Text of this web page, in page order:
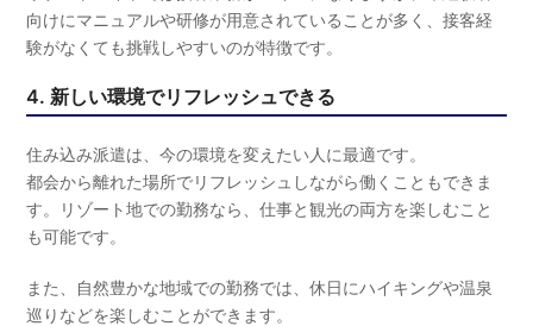
向けにマニュアルや研修が用意されていることが多く、接客経
験がなくても挑戦しやすいのが特徴です。
4. 新しい環境でリフレッシュできる
住み込み派遣は、今の環境を変えたい人に最適です。
都会から離れた場所でリフレッシュしながら働くこともできま
す。リゾート地での勤務なら、仕事と観光の両方を楽しむこと
も可能です。
また、自然豊かな地域での勤務では、休日にハイキングや温泉
巡りなどを楽しむことができます。